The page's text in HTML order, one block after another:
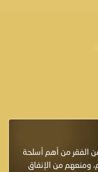
الخوف من الفقر من أهم أسلحة
ومنعهم من الإنفاق